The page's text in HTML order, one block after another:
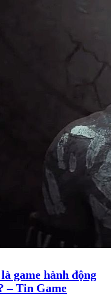
game hành động
– Tin Game